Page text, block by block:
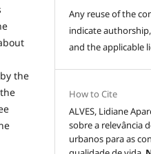
the
Any reuse of the
indicate
and the applicable
How to Cite
ALVES, Lidiane
sobre a relevância
urbanos para as